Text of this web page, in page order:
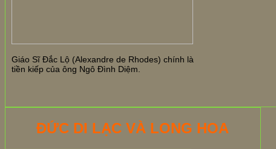
Giáo Sĩ Đắc Lộ (Alexandre de Rhodes) chính là
tiền kiếp của ông Ngô Đình Diệm.
ĐỨC DI LẠC VÀ LONG HOA